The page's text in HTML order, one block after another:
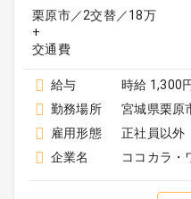
栗原市／2交替／18万
+
交通費
給与
時給 1,300
勤務場所
宮城県栗原
雇用形態
正社員以外
企業名
ココカラ・